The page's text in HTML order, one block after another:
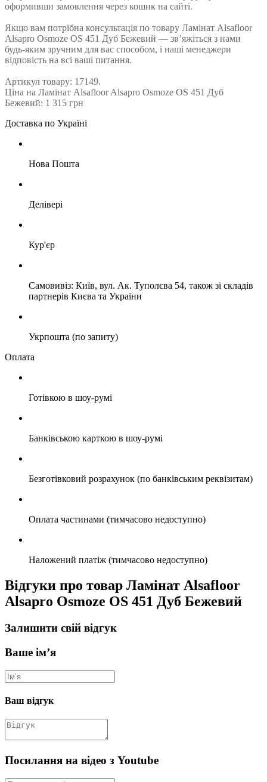
оформивши замовлення через кошик на сайті.
Якщо вам потрібна консультація по товару Ламінат Alsafloor
Alsapro Osmoze OS 451 Дуб Бежевий — зв’яжіться з нами
будь-яким зручним для вас способом, і наші менеджери
відповість на всі ваші питання.
Артикул товару: 17149.
Ціна на Ламінат Alsafloor Alsapro Osmoze OS 451 Дуб
Бежевий: 1 315 грн
Доставка по Україні
Нова Пошта
Делівері
Кур'єр
Самовивіз: Київ, вул. Ак. Туполєва 54, також зі складів
партнерів Києва та України
Укрпошта (по запиту)
Оплата
Готівкою в шоу-румі
Банківською карткою в шоу-румі
Безготівковий розрахунок (по банківським реквізитам)
Оплата частинами (тимчасово недоступно)
Наложений платіж (тимчасово недоступно)
Відгуки про товар Ламінат Alsafloor
Alsapro Osmoze OS 451 Дуб Бежевий
Залишити свій відгук
Ваше ім’я
Ваш відгук
Посилання на відео з Youtube